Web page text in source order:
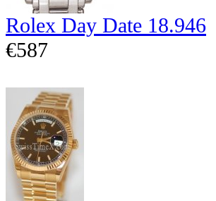
Rolex Day Date 18.946
€587